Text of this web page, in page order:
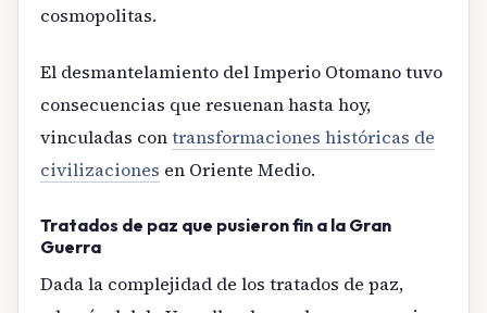
cosmopolitas.
El desmantelamiento del Imperio Otomano tuvo
consecuencias que resuenan hasta hoy,
vinculadas contransformaciones históricas de
civilizaciones en Oriente Medio.
Tratados de paz que pusieron fin a la Gran
Guerra
Dada la complejidad de los tratados de paz,